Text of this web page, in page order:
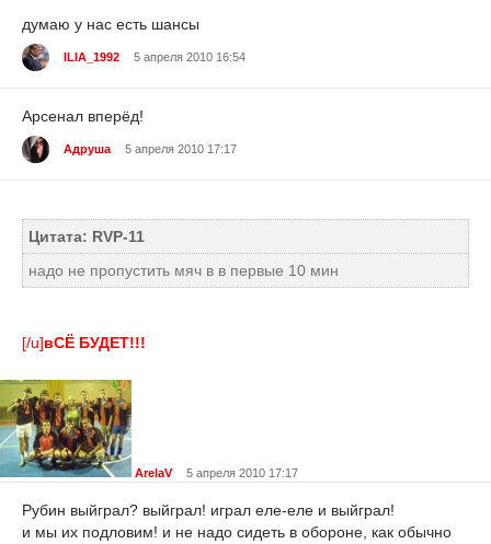
думаю у нас есть шансы
ILIA_1992 5 апреля 2010 16:54
Арсенал вперёд!
Адруша 5 апреля 2010 17:17
Цитата: RVP-11
надо не пропустить мяч в в первые 10 мин
[/u]вСЁ БУДЕТ!!!
ArelaV 5 апреля 2010 17:17
Рубин выйграл? выйграл! играл еле-еле и выйграл!
и мы их подловим! и не надо сидеть в обороне, как обычно